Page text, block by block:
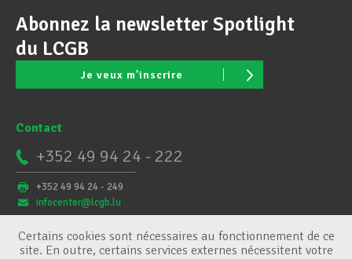
Abonnez la newsletter Spotlight
du LCGB
Je veux m'inscrire
Contact
+352 49 94 24 - 222
+352 49 94 24 - 249
infocenter@lcgb.lu
Certains cookies sont nécessaires au fonctionnement de ce
site. En outre, certains services externes nécessitent votre